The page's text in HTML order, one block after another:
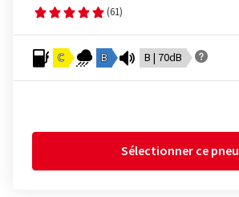
(61)
C B B | 70dB
Sélectionner ce pneu